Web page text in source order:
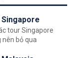
tour Singapore
nên bỏ qua